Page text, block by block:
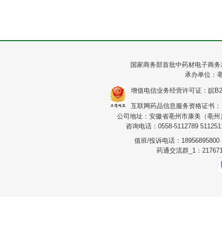
国家商务部首批中药材电子商
承办单位：
增值电信业务经营许可证：皖
互联网药品信息服务资格证书
公司地址：安徽省亳州市康美（亳
咨询电话：0558-5112789
值班/投诉电话：18956895800
药通交流群_1：